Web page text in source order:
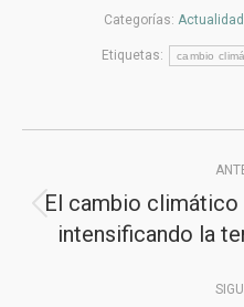
Categorías: Actualidad
Etiquetas: cambio
entre
El cambio climático
intensificando la